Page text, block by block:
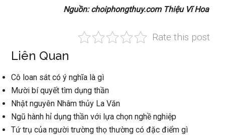
Nguồn: choiphongthuy.com Thiệu Vĩ Hoa
Rate this post
Liên Quan
Cô loan sát có ý nghĩa là gì
Mười bí quyết tìm dụng thần
Nhật nguyên Nhâm thủy La Văn
Ngũ hành hỉ dụng thần với lựa chọn nghề nghiệp
Tứ trụ của người trường thọ thường có đặc điểm gì